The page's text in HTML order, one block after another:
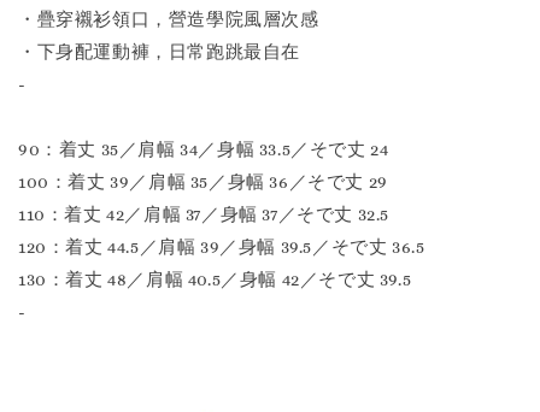
・疊穿襯衫領口，營造學院風層次感
・下身配運動褲，日常跑跳最自在
-
90：着丈 35／肩幅 34／身幅 33.5／そで丈 24
100：着丈 39／肩幅 35／身幅 36／そで丈 29
110：着丈 42／肩幅 37／身幅 37／そで丈 32.5
120：着丈 44.5／肩幅 39／身幅 39.5／そで丈 36.5
130：着丈 48／肩幅 40.5／身幅 42／そで丈 39.5
-